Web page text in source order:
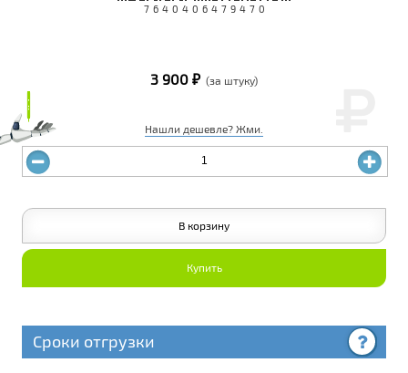
7640406479470
₽₽
3 900 ₽ (за штуку)
Нашли дешевле? Жми.
В корзину
Купить
Сроки отгрузки